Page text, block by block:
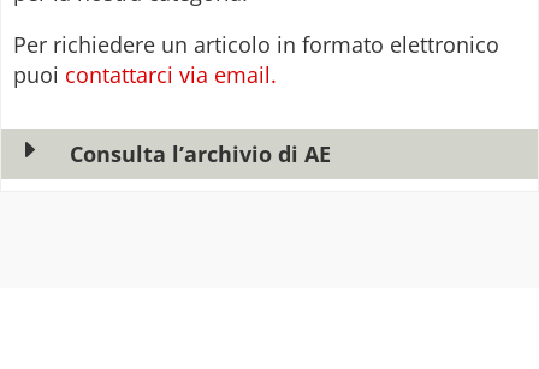
Per richiedere un articolo in formato elettronico
puoi contattarci via email.
E Consulta l’archivio di AE